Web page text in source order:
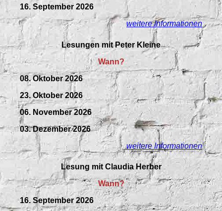
16. September 2026
weitere Informationen
Lesungen mit Peter Kleine
Wann?
08. Oktober 2026
23. Oktober 2026
06. November 2026
03. Dezember 2026
weitere Informationen
Lesung mit Claudia Herber
Wann?
16. September 2026